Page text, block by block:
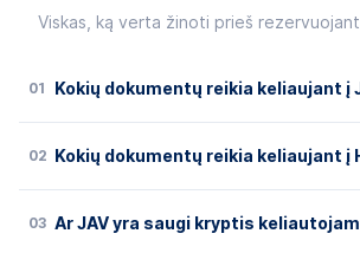
Viskas, ką verta žinoti prieš
01 Kokių dokumentų reikia keliaujant į
02 Kokių dokumentų reikia keliaujant į
03 Ar JAV yra saugi kryptis